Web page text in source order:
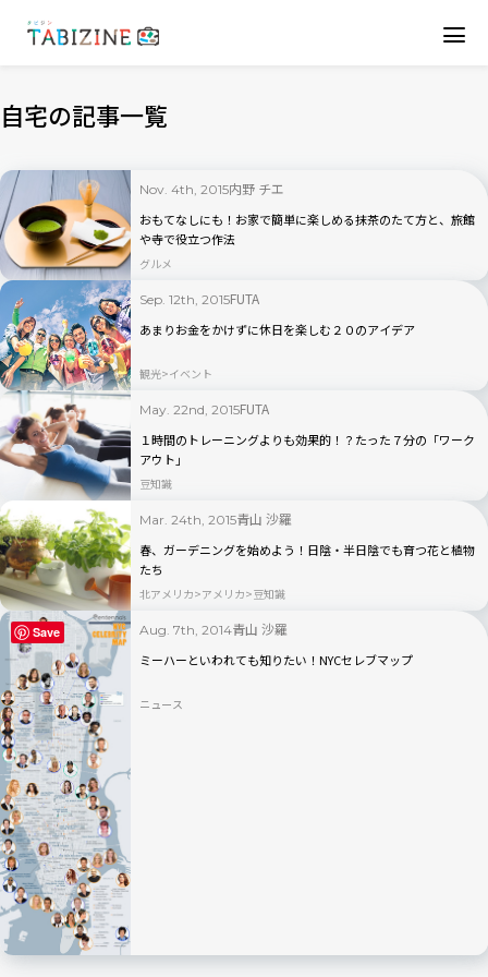
自宅の記事一覧
Nov. 4th, 2015内野 チエ
おもてなしにも！お家で簡単に楽しめる抹茶のたて方と、旅館
や寺で役立つ作法
グルメ
Sep. 12th, 2015FUTA
あまりお金をかけずに休日を楽しむ２０のアイデア
観光 イベント
May. 22nd, 2015FUTA
１時間のトレーニングよりも効果的！？たった７分の「ワーク
アウト」
豆知識
Mar. 24th, 2015青山 沙羅
春、ガーデニングを始めよう！日陰・半日陰でも育つ花と植物
たち
北アメリカ アメリカ 豆知識
Aug. 7th, 2014青山 沙羅
ミーハーといわれても知りたい！NYCセレブマップ
ニュース
Save